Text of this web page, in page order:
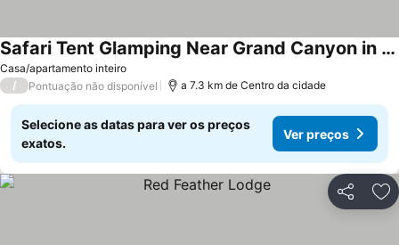
Casa/apartamento inteiro
Safari Tent Glamping Near Grand Canyon in Williams, Arizona
Ver preços
/ Pontuação não disponível a 7.3 km de Centro da cidade
Selecione as datas para ver os preços
exatos.
Ver preços
Partilhar